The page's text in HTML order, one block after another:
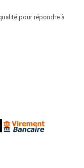
pour répondre à